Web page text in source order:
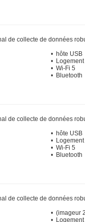
de collecte de données
• hôte USB
•
• Wi-Fi 5
• Bluetooth
de collecte de données
• hôte USB
•
• Wi-Fi 5
• Bluetooth
de collecte de données
• (imageur
•